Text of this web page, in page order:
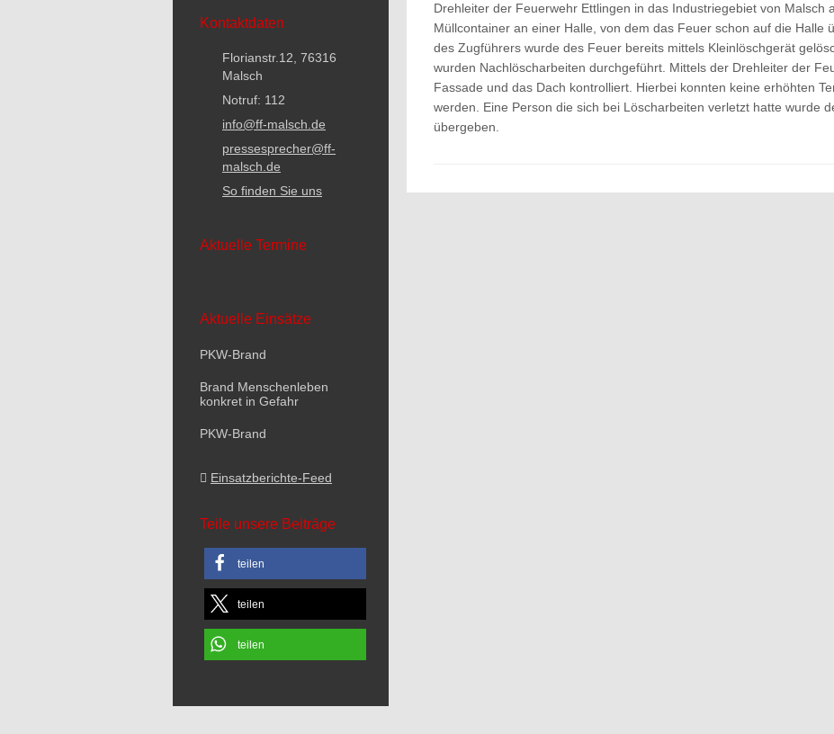
Drehleiter der Feuerwehr Ettlingen in das Industriegebiet von Malsch
Müllcontainer an einer Halle, von dem das Feuer schon auf die Halle
des Zugführers wurde des Feuer bereits mittels Kleinlöschgerät
wurden Nachlöscharbeiten durchgeführt. Mittels der Drehleiter der
Fassade und das Dach kontrolliert. Hierbei konnten keine erhöhten
werden. Eine Person die sich bei Löscharbeiten verletzt hatte wurde
übergeben.
Kontaktdaten
Florianstr.12, 76316
Malsch
Notruf: 112
info@ff-malsch.de
pressesprecher@ff-
malsch.de
So finden Sie uns
Aktuelle Termine
Aktuelle Einsätze
PKW-Brand
Brand Menschenleben
konkret in Gefahr
PKW-Brand
Einsatzberichte-Feed
Teile unsere Beiträge
teilen
teilen
teilen